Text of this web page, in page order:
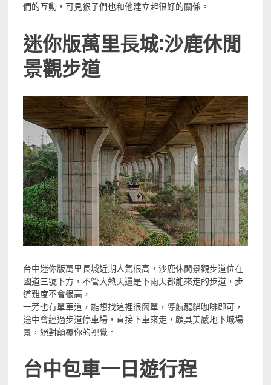
們的互動，可見猴子們也和他建立起很好的關係。
迷你版萬里長城:沙鹿休閒
景觀步道
台中迷你版萬里長城近期人氣很高，沙鹿休閒景觀步道位在
國道三號下方，不管大熱天還是下雨天都能來走的步道，步
道難度不會很高，
一旁也有單車道，能想找這裡很簡單，導航龍貓咖啡即可，
途中會經過步道停車場，直接下車來走，頗具美感地下城場
景，絕對顛覆你的視覺。
台中包車一日遊行程